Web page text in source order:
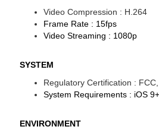
Video Compression : H.264
Frame Rate : 15fps
Video Streaming : 1080p
SYSTEM
Regulatory Certification :
System Requirements : iOS
ENVIRONMENT